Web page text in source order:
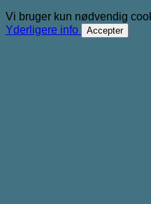
Vi bruger kun nødvendig
Yderligere info
Accepter